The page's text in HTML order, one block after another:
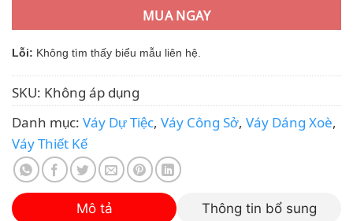
MUA NGAY
Lỗi: Không tìm thấy biểu mẫu liên hệ.
SKU:Không áp dụng
Danh mục:Váy Dự Tiệc,Váy Công Sở,Váy Dáng Xoè,
Váy Thiết Kế
Mô tả Thông tin bổ sung